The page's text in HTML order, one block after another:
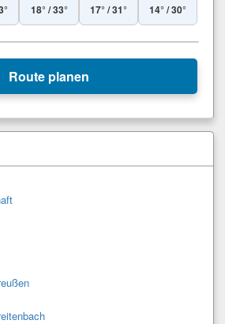
18° / 33° 17° / 31° 14° / 30°
Route planen